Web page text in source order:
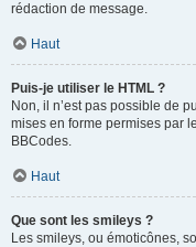
rédaction de message.
Haut
Puis-je utiliser le HTML ?
Non, il n’est pas possible de
mises en forme permises par
BBCodes.
Haut
Que sont les smileys ?
Les smileys, ou émoticônes,